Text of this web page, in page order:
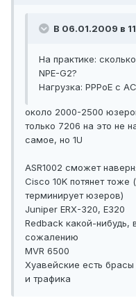
В 06.01.2009 в
На практике:
NPE-G2?
Нагрузка: PPPoE с
около 2000-2500
только 7206 на это не
самое, но 1U
ASR1002 сможет
Cisco 10K потянет тоже
терминирует юзеров)
Juniper ERX-320, E320
Redback какой-нибудь,
сожалению
MVR 6500
Хуавейские есть
и трафика